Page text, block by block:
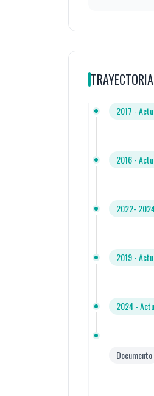
2017 -
2016 -
2022-
2019 -
2024 -
Documento